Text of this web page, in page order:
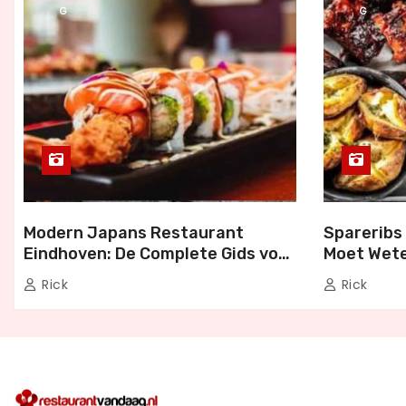
G
Modern Japans Restaurant
Eindhoven: De Complete Gids voor
Authentiek Japans Dineren
Rick
G
Spareribs
Moet
Bezorgen
Rick